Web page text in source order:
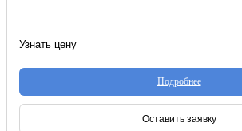
Узнать цену
Подробнее
Оставить заявку